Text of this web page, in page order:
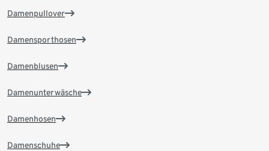
Damenpullover
Damensporthosen
Damenblusen
Damenunterwäsche
Damenhosen
Damenschuhe